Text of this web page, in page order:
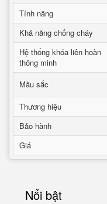
Tính năng
Khả năng chống cháy
Hệ thống khóa liên hoàn
thông minh
Mầu sắc
Thương hiệu
Bảo hành
Giá
Nổi bật